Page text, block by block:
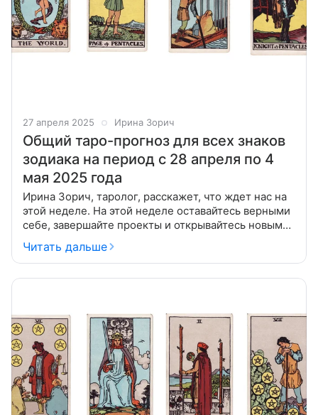
27 апреля 2025 Ирина Зорич
Общий таро-прогноз для всех знаков
зодиака на период с 28 апреля по 4
мая 2025 года
Ирина Зорич, таролог, расскажет, что ждет нас на
этой неделе. На этой неделе оставайтесь верными
себе, завершайте проекты и открывайтесь новым
возможностям, используя полученные знания для
роста и развития. В конце
Читать дальше